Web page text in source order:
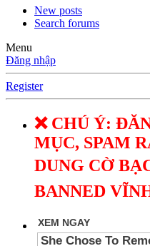
New posts
Search forums
Menu
Đăng nhập
Register
❌ CHÚ Ý:
MỤC, SPAM
DUNG CỜ
BANNED